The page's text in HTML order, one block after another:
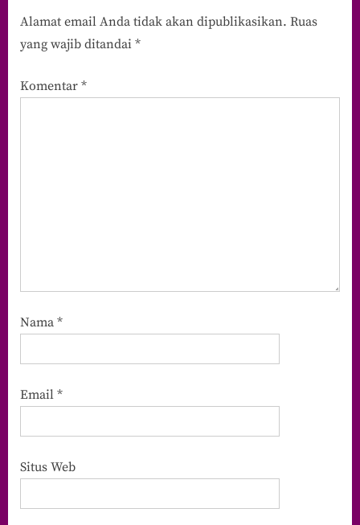
Alamat email Anda tidak akan dipublikasikan. Ruas
yang wajib ditandai *
Komentar *
Nama *
Email *
Situs Web